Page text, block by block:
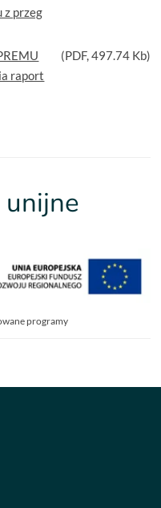
z przeg
raport
(PDF, 497.74 Kb)
unijne
programy